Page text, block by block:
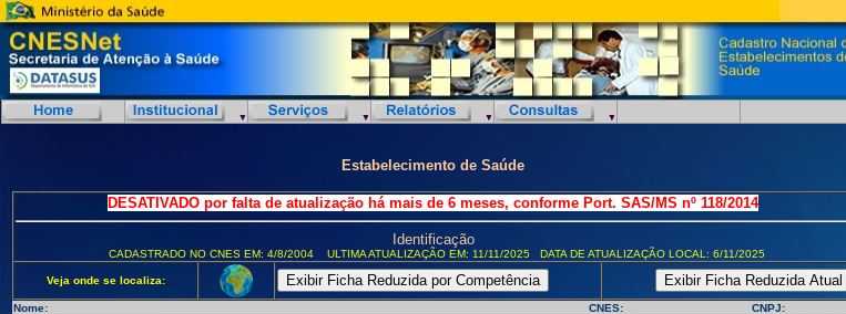
Estabelecimento de Saúde
DESATIVADO por falta de atualização há mais de 6 meses, conforme Port. SAS/MS nº 118/2014
Identificação
CADASTRADO NO CNES EM: 4/8/2004 ULTIMA ATUALIZAÇÃO EM: 11/11/2025 DATA DE ATUALIZAÇÃO LOCAL: 6/11/2025
Veja onde se localiza:
Nome: CNES:
CNPJ: